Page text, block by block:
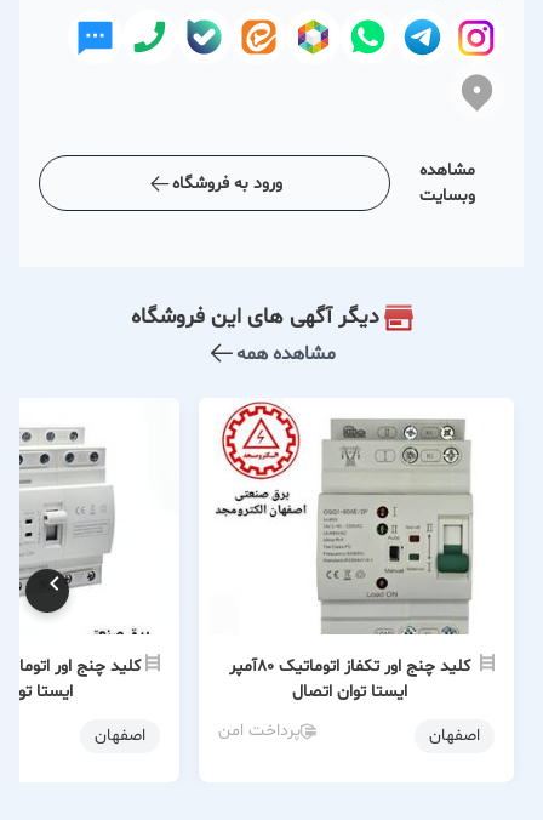
مشاهده
وبسایت
ورود به فروشگاه
دیگر آگهی های این فروشگاه
مشاهده همه
کلید چنج اور تکفاز اتوماتیک 80آمپر
ایستا توان اتصال
اصفهان
پرداخت امن
ایستا
اصفهان